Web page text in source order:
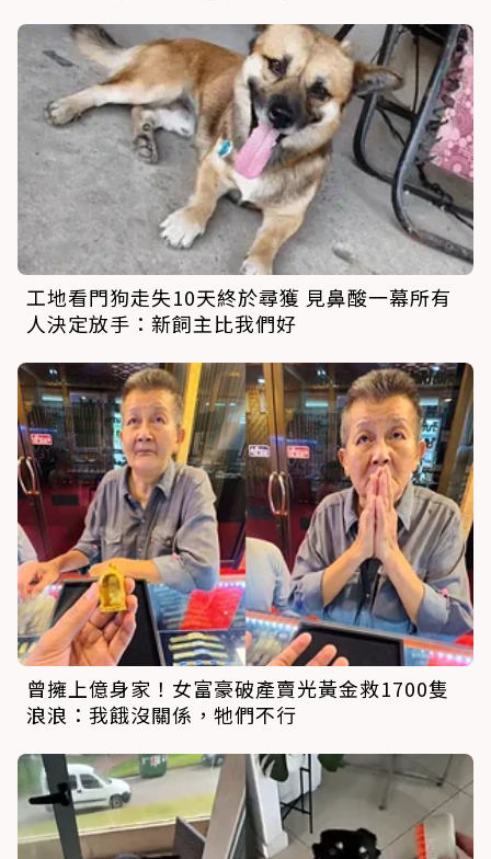
工地看門狗走失10天終於尋獲 見鼻酸一幕所有
人決定放手：新飼主比我們好
曾擁上億身家！女富豪破產賣光黃金救1700隻
浪浪：我餓沒關係，牠們不行